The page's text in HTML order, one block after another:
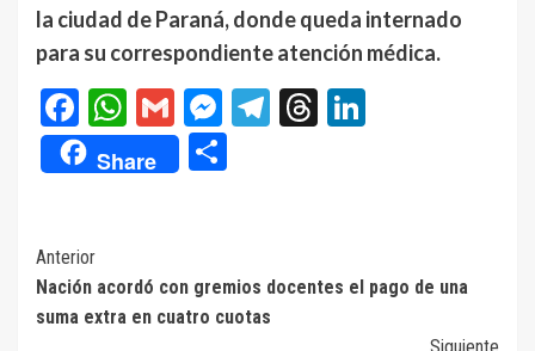
la ciudad de Paraná, donde queda internado
para su correspondiente atención médica.
Facebook
WhatsApp
GmailMessenger
Telegram
Threads
Share
Navegación
de
Anterior
Nación acordó con gremios docentes el pago de una
suma extra en cuatro cuotas
Siguiente